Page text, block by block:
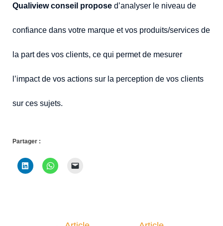
Qualiview conseil propose d’analyser le niveau de
confiance dans votre marque et vos produits/services de
la part des vos clients, ce qui permet de mesurer
l’impact de vos actions sur la perception de vos clients
sur ces sujets.
Partager :